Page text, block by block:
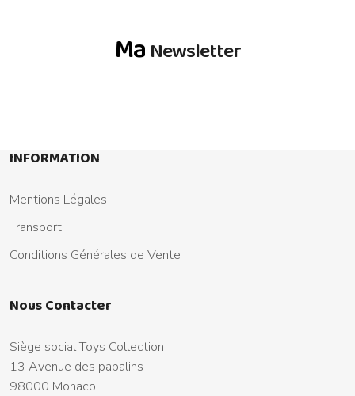
Ma Newsletter
INFORMATION
Mentions Légales
Transport
Conditions Générales de Vente
Nous Contacter
Siège social Toys Collection
13 Avenue des papalins
98000 Monaco